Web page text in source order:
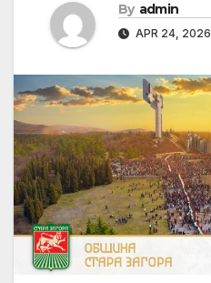
By admin
APR 24, 2026